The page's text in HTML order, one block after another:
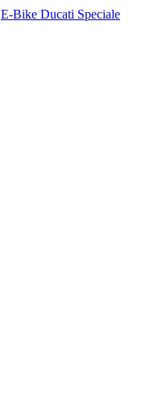
E-Bike Ducati Speciale